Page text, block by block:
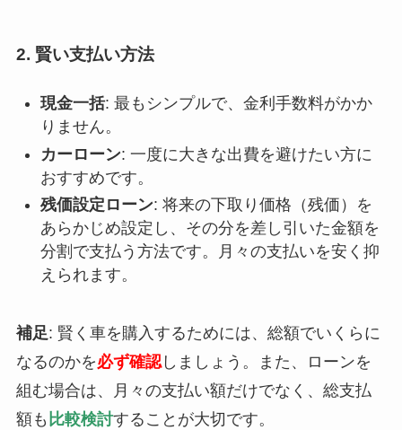
2. 賢い支払い方法
現金一括: 最もシンプルで、金利手数料がかか
りません。
カーローン: 一度に大きな出費を避けたい方に
おすすめです。
残価設定ローン: 将来の下取り価格（残価）を
あらかじめ設定し、その分を差し引いた金額を
分割で支払う方法です。月々の支払いを安く抑
えられます。
補足: 賢く車を購入するためには、総額でいくらに
なるのかを必ず確認しましょう。また、ローンを
組む場合は、月々の支払い額だけでなく、総支払
額も 比較検討することが大切です。